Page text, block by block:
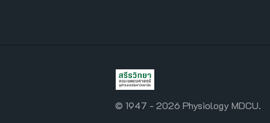
© 1947 - 2026 Physiology MDCU.